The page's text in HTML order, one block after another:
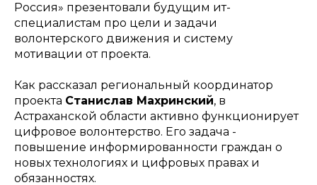
Россия» презентовали будущим ит-
специалистам про цели и задачи
волонтерского движения и систему
мотивации от проекта.
Как рассказал региональный координатор
проекта Станислав Махринский, в
Астраханской области активно функционирует
цифровое волонтерство. Его задача -
повышение информированности граждан о
новых технологиях и цифровых правах и
обязанностях.